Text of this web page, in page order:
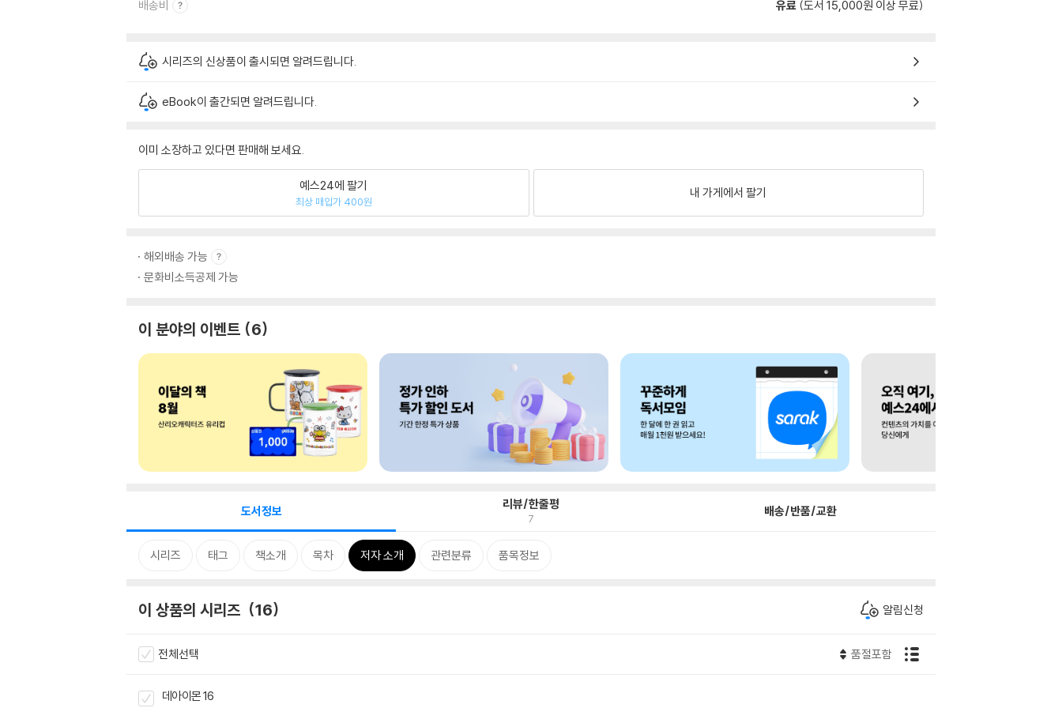
배송비 유료 (도서 15,000원 이상 무료)
시리즈의 신상품이 출시되면 알려드립니다.
eBook이 출간되면 알려드립니다.
이미 소장하고 있다면 판매해 보세요.
예스24에 팔기
최상 매입가 400원
내 가게에서 팔기
해외배송 가능
문화비소득공제 가능
이 분야의 이벤트 6
도서정보 리뷰/한줄평
7 배송/반품/교환
시리즈 태그 책소개 목차 저자 소개 관련분류 품목정보
이 상품의 시리즈 16 알림신청
전체선택 품절포함
데아이몬 16